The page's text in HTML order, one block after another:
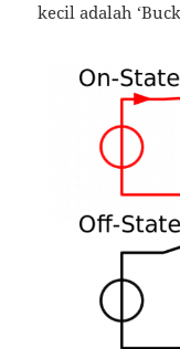
kecil adalah